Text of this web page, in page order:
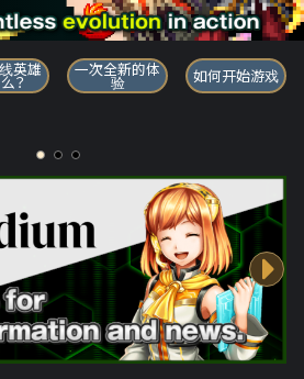
英雄
？
一次全新的体
验 如何开始游戏